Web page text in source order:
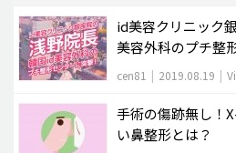
料金一覧
ご相談のお問い合わせ
id美容クリニック
美容外科のプチ整
cen81 | 2019.08.19 |
手術の傷跡無し！
い鼻整形とは？